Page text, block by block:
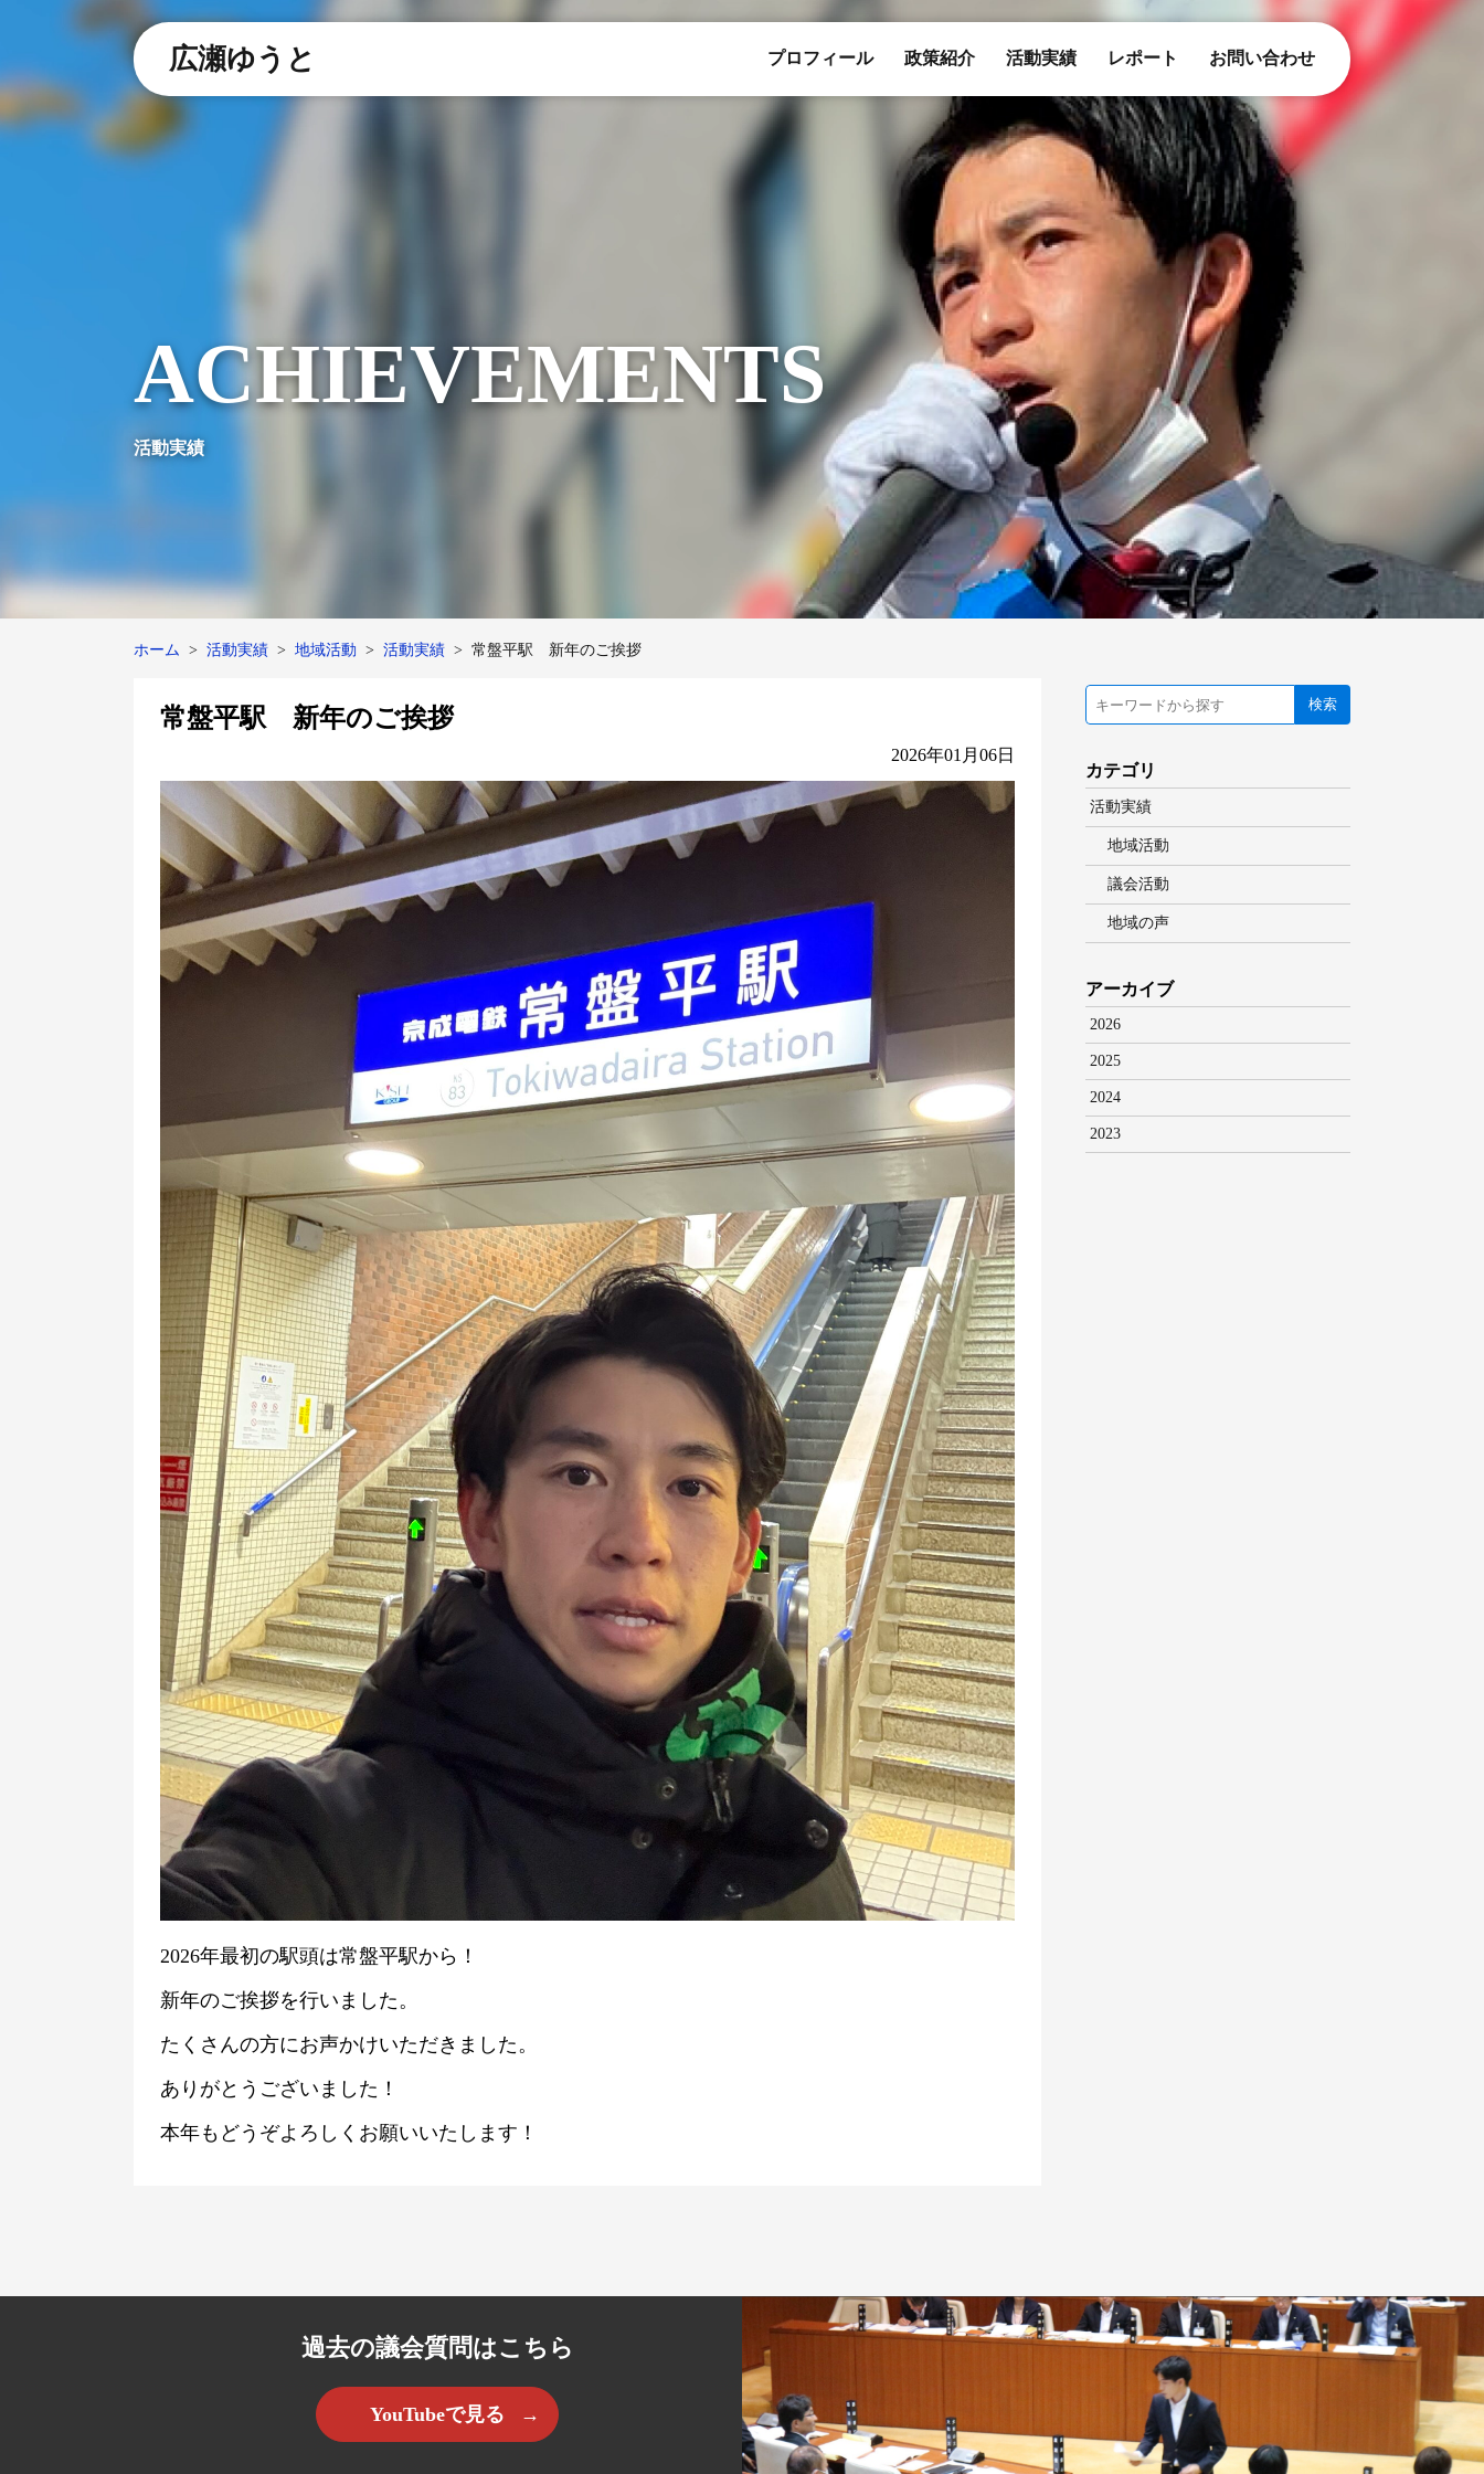
広瀬ゆうと プロフィール 政策紹介 活動実績 レポート お問い合わせ
ACHIEVEMENTS
活動実績
ホーム 活動実績 地域活動 活動実績 常盤平駅 新年のご挨拶
常盤平駅 新年のご挨拶
2026年01月06日
2026年最初の駅頭は常盤平駅から！
新年のご挨拶を行いました。
たくさんの方にお声かけいただきました。
ありがとうございました！
本年もどうぞよろしくお願いいたします！
検索
カテゴリ
活動実績
地域活動
議会活動
地域の声
アーカイブ
2026
2025
2024
2023
過去の議会質問はこちら
YouTubeで見る